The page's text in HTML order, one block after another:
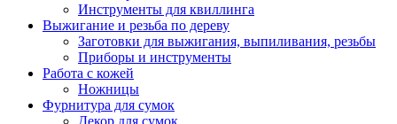
Инструменты для квиллинга
Выжигание и резьба по дереву
Заготовки для выжигания, выпиливания, резьбы
Приборы и инструменты
Работа с кожей
Ножницы
Фурнитура для сумок
Декор для сумок